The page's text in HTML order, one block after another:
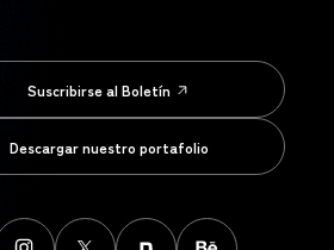
Suscribirse al Boletín
Suscribirse al Boletín
Descargar nuestro portafolio
Descargar nuestro portafolio
instagram X note behance